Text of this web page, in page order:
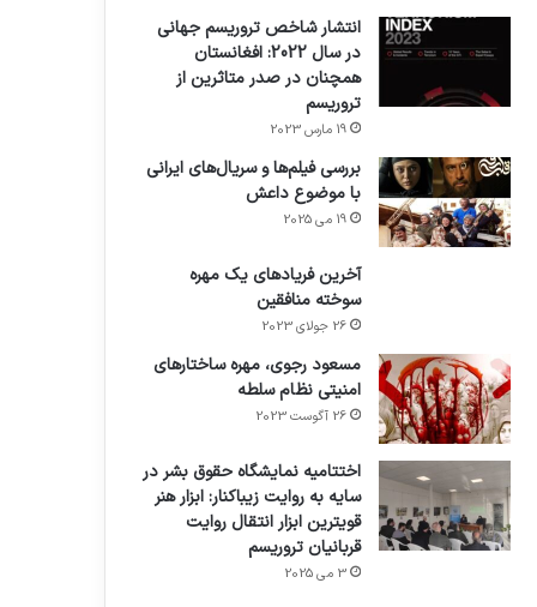
انتشار شاخص تروریسم جهانی
در سال 2022: افغانستان
همچنان در صدر متاثرین از
تروریسم
19 مارس 2023
بررسی فیلم‌ها و سریال‌های ایرانی
با موضوع داعش
19 می 2025
آخرین فریادهای یک مهره
سوخته منافقین
26 جولای 2023
مسعود رجوی، مهره ساختارهای
امنیتی نظام سلطه
26 آگوست 2023
اختتامیه نمایشگاه حقوق بشر در
سایه به روایت زیباکنار: ابزار هنر
قویترین ابزار انتقال روایت
قربانیان تروریسم
3 می 2025